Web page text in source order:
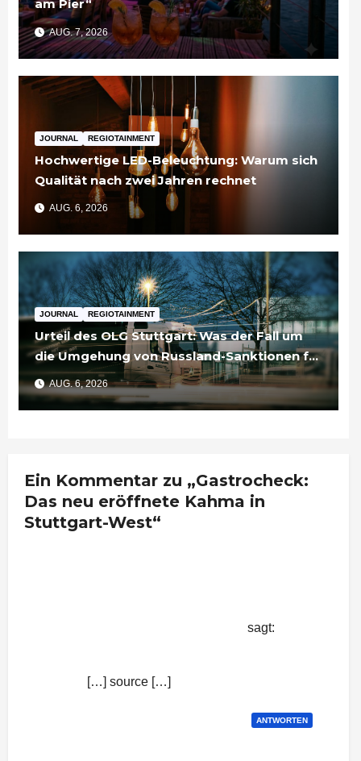
am Pier“
AUG. 7, 2026
JOURNAL REGIOTAINMENT
Hochwertige LED-Beleuchtung: Warum sich
Qualität nach zwei Jahren rechnet
AUG. 6, 2026
JOURNAL REGIOTAINMENT
Urteil des OLG Stuttgart: Was der Fall um
die Umgehung von Russland-Sanktionen für
Unternehmen bedeutet
AUG. 6, 2026
Ein Kommentar zu „Gastrocheck:
Das neu eröffnete Kahma in
Stuttgart-West“
sagt:
[…] source […]
ANTWORTEN